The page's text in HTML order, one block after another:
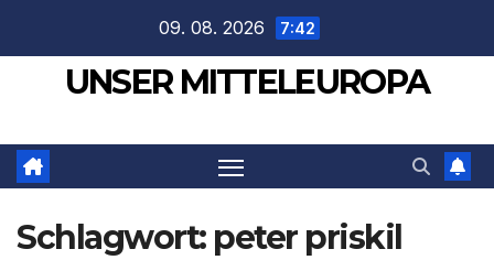
springen
09. 08. 2026 7:42
UNSER MITTELEUROPA
Schlagwort: peter priskil